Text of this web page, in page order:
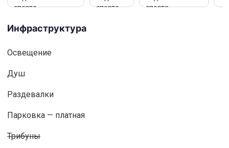
Инфраструктура
Освещениe
Душ
Раздевалки
Парковка — платная
Трибуны